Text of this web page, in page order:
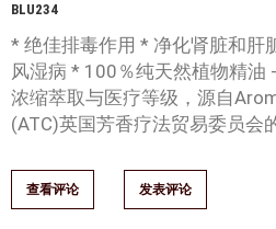
BLU234
* 绝佳排毒作用 * 净化肾脏和肝
风湿病 * 100％纯天然植物精油
浓缩萃取与医疗等级，源自
(ATC)英国芳香疗法贸易委员
查看评论 发表评论